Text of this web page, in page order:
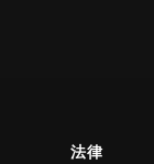
法律